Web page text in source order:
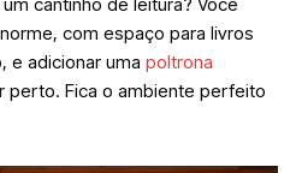
com espaço para livros
e adicionar uma poltrona
perto. Fica o ambiente perfeito